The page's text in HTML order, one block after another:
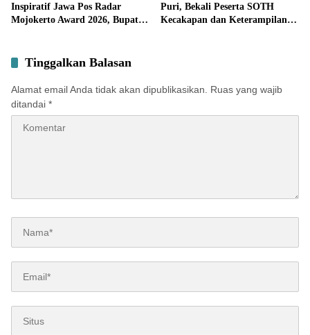
Inspiratif Jawa Pos Radar
Mojokerto Award 2026, Bupati
Daerah
Puri, Bekali Peserta SOTH
Kecakapan dan Keterampilan
Tinggalkan Balasan
Alamat email Anda tidak akan dipublikasikan.
Ruas yang wajib
ditandai *